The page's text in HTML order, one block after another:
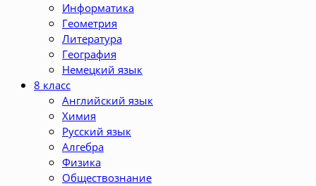
Информатика
Геометрия
Литература
География
Немецкий язык
8 класс
Английский язык
Химия
Русский язык
Алгебра
Физика
Обществознание